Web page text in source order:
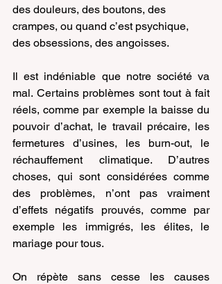
des douleurs, des boutons, des
crampes, ou quand c’est psychique,
des obsessions, des angoisses.
Il est indéniable que notre société va
mal. Certains problèmes sont tout à fait
réels, comme par exemple la baisse du
pouvoir d’achat, le travail précaire, les
fermetures d’usines, les burn-out, le
réchauffement climatique. D’autres
choses, qui sont considérées comme
des problèmes, n’ont pas vraiment
d’effets négatifs prouvés, comme par
exemple les immigrés, les élites, le
mariage pour tous.
On répète sans cesse les causes